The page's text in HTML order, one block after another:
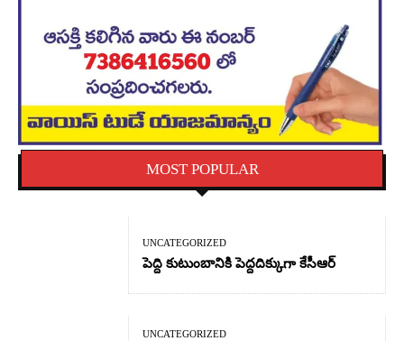
MOST POPULAR
UNCATEGORIZED
పెద్ది కుటుంబానికి పెద్దదిక్కుగా కేసీఆర్
UNCATEGORIZED